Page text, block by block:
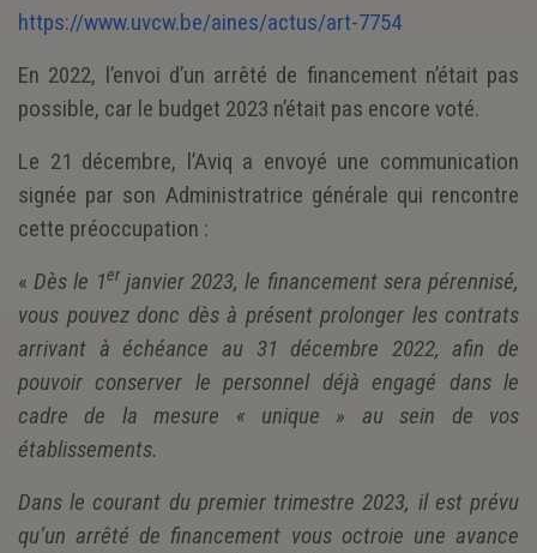
https://www.uvcw.be/aines/actus/art-7754
En 2022, l’envoi d’un arrêté de financement n’était pas
possible, car le budget 2023 n’était pas encore voté.
Le 21 décembre, l’Aviq a envoyé une communication
signée par son Administratrice générale qui rencontre
cette préoccupation :
«Dès le 1erjanvier 2023, le financement sera pérennisé,
vous pouvez donc dès à présent prolonger les contrats
arrivant à échéance au 31 décembre 2022, afin de
pouvoir conserver le personnel déjà engagé dans le
cadre de la mesure « unique » au sein de vos
établissements.
Dans le courant du premier trimestre 2023, il est prévu
qu’un arrêté de financement vous octroie une avance